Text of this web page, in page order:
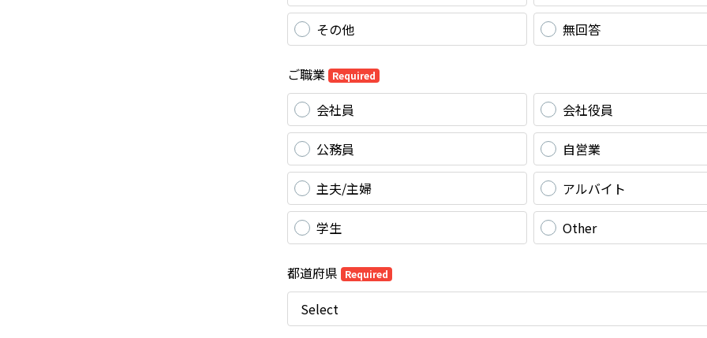
その他 無回答
ご職業 Required
会社員 会社役員
公務員 自営業
主夫/主婦 アルバイト
学生 Other
都道府県 Required